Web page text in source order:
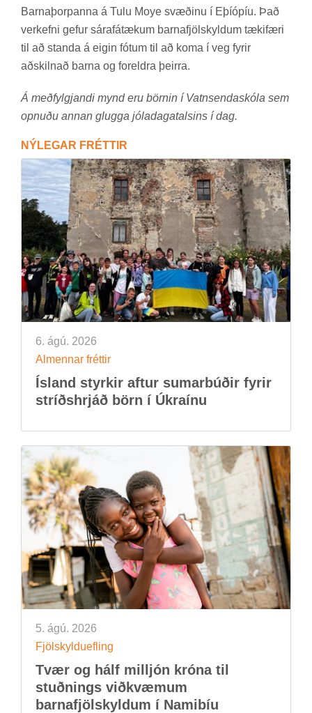
Barna­þorp­anna á Tulu Moye svæð­inu í Eþí­óp­íu. Það
verk­efni gef­ur sára­fá­tæk­um barna­fjöl­skyld­um tæki­færi
til að standa á eig­in fót­um til að koma í veg fyr­ir
að­skiln­að barna og for­eldra þeirra.
Á meðfylgjandi mynd eru börnin í Vatnsendaskóla sem
opnuðu annan glugga jóladagatalsins í dag.
NÝ­LEG­AR FRÉTT­IR
6. ágú. 2026
Al­menn­ar frétt­ir
Ís­land styrk­ir aft­ur sum­ar­búð­ir fyr­ir
stríðs­hrjáð börn í Úkraínu
5. ágú. 2026
Fjöl­skyldu­efl­ing
Tvær og hálf millj­ón króna til
stuðn­ings við­kvæm­um
barna­fjöl­skyld­um í Namib­íu